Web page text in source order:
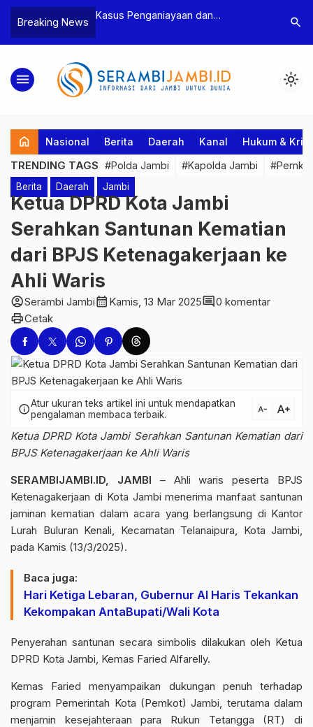
Breaking News
Bea Cukai
Pelaku beserta
dan 146 Gram
Kasus Penganiayaan dan
Tebo Tetapkan Dua Tersangka
Polres
Dua
search
menu light_mode
home Nasional Berita Daerah Kanal Hukum &
TRENDING TAGS #Polda Jambi #Kapolda Jambi
Berita Daerah Jambi
Ketua DPRD Kota Jambi
Serahkan Santunan Kematian
dari BPJS Ketenagakerjaan ke
Ahli Waris
account_circleSerambi Jambicalendar_month Kamis, 13 Mar 2025comment0 komentar
printCetak
infoAtur ukuran teks artikel ini untuk mendapatkan
pengalaman membaca terbaik.
text_decrease text_increase
Ketua DPRD Kota Jambi Serahkan Santunan Kematian dari
BPJS Ketenagakerjaan ke Ahli Waris
SERAMBIJAMBI.ID, JAMBI – Ahli waris peserta BPJS
Ketenagakerjaan di Kota Jambi menerima manfaat santunan
jaminan kematian dalam acara yang berlangsung di Kantor
Lurah Buluran Kenali, Kecamatan Telanaipura, Kota Jambi,
pada Kamis (13/3/2025).
Baca juga:
Hari Ketiga Lebaran, Gubernur Al Haris Tekankan
Kekompakan AntaBupati/Wali Kota
Penyerahan santunan secara simbolis dilakukan oleh Ketua
DPRD Kota Jambi, Kemas Faried Alfarelly.
Kemas Faried menyampaikan dukungan penuh terhadap
program Pemerintah Kota (Pemkot) Jambi, terutama dalam
menjamin kesejahteraan para Rukun Tetangga (RT) di